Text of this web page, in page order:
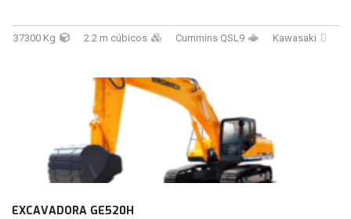
37300 Kg 2.2 m cúbicos Cummins QSL9 Kawasaki
EXCAVADORA GE520H